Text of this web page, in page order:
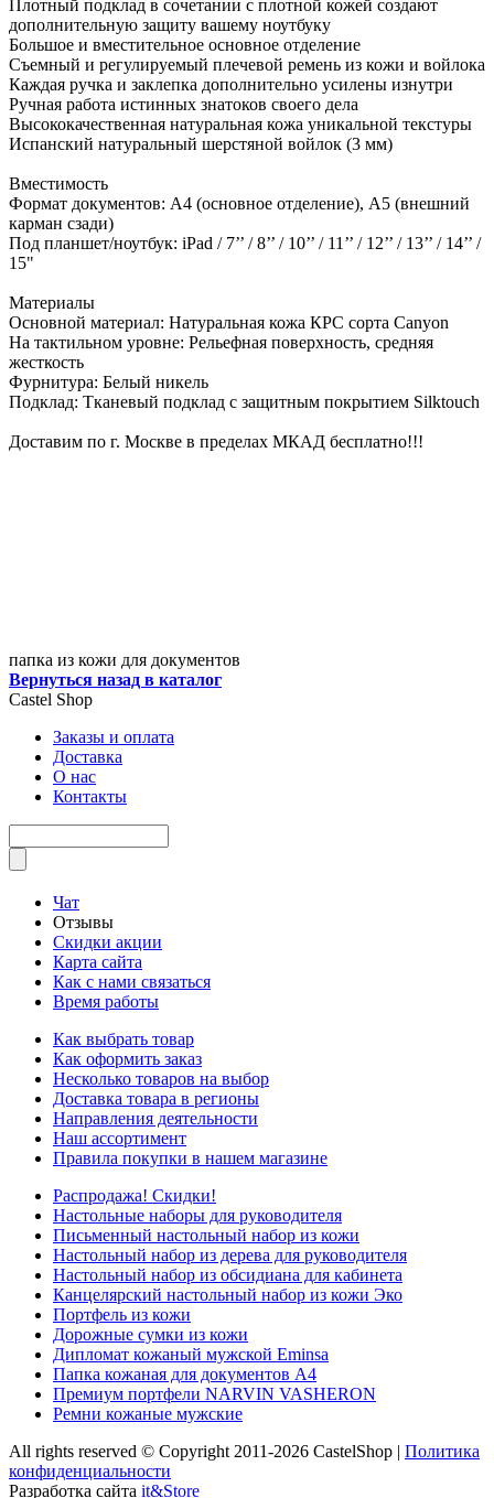
Плотный подклад в сочетании с плотной кожей создают
дополнительную защиту вашему ноутбуку
Большое и вместительное основное отделение
Съемный и регулируемый плечевой ремень из кожи и войлока
Каждая ручка и заклепка дополнительно усилены изнутри
Ручная работа истинных знатоков своего дела
Высококачественная натуральная кожа уникальной текстуры
Испанский натуральный шерстяной войлок (3 мм)
Вместимость
Формат документов: А4 (основное отделение), А5 (внешний
карман сзади)
Под планшет/ноутбук: iPad / 7’’ / 8’’ / 10’’ / 11’’ / 12’’ / 13’’ / 14’’ /
15"
Материалы
Основной материал: Натуральная кожа КРС сорта Canyon
На тактильном уровне: Рельефная поверхность, средняя
жесткость
Фурнитура: Белый никель
Подклад: Тканевый подклад с защитным покрытием Silktouch
Доставим по г. Москве в пределах МКАД бесплатно!!!
папка из кожи для документов
Вернуться назад в каталог
Castel Shop
Заказы и оплата
Доставка
О нас
Контакты
Чат
Отзывы
Скидки акции
Карта сайта
Как с нами связаться
Время работы
Как выбрать товар
Как оформить заказ
Несколько товаров на выбор
Доставка товара в регионы
Направления деятельности
Наш ассортимент
Правила покупки в нашем магазине
Распродажа! Скидки!
Настольные наборы для руководителя
Письменный настольный набор из кожи
Настольный набор из дерева для руководителя
Настольный набор из обсидиана для кабинета
Канцелярский настольный набор из кожи Эко
Портфель из кожи
Дорожные сумки из кожи
Дипломат кожаный мужской Eminsa
Папка кожаная для документов А4
Премиум портфели NARVIN VASHERON
Ремни кожаные мужские
All rights reserved © Copyright 2011-2026 CastelShop | Политика
конфиденциальности
Разработка сайта it&Store